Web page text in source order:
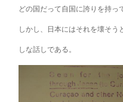
どの国だって自国に誇りを持
しかし、日本にはそれを壊そう
しな話しである。